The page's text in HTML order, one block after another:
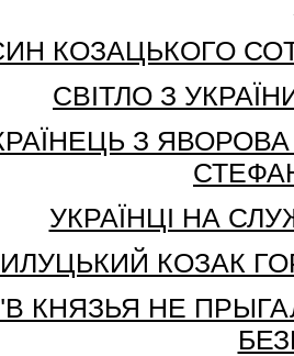
КОЗАЦЬКОГО
СВІТЛО З
З
УКРАЇНЦІ НА
КОЗАК
КНЯЗЬЯ НЕ